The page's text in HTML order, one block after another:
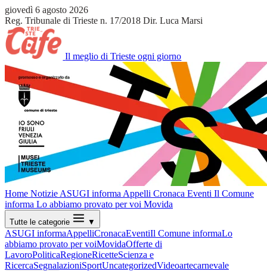
giovedì 6 agosto 2026
Reg. Tribunale di Trieste n. 17/2018 Dir. Luca Marsi
Il meglio di Trieste ogni giorno
Home Notizie ASUGI informa Appelli Cronaca Eventi Il Comune
informa Lo abbiamo provato per voi Movida
Tutte le categorie ▼
ASUGI informaAppelliCronacaEventiIl Comune informaLo
abbiamo provato per voiMovidaOfferte di
LavoroPoliticaRegioneRicetteScienza e
RicercaSegnalazioniSportUncategorizedVideoartecarnevale